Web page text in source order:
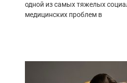
одной из самых тяжелых
медицинских проблем в